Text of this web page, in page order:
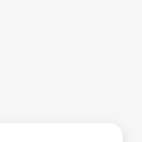
конструкция